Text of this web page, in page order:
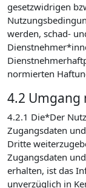
gesetzwidrigen
werden, schad-
normierten
4.2 Umgang
4.2.1 Die*Der
Zugangsdaten
Dritte
Zugangsdaten
erhalten, ist das
unverzüglich in